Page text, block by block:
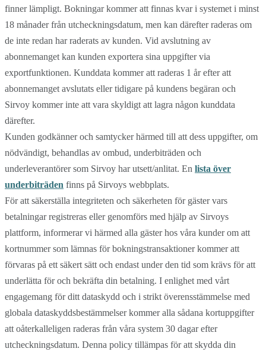
finner lämpligt. Bokningar kommer att finnas kvar i systemet i minst
18 månader från utcheckningsdatum, men kan därefter raderas om
de inte redan har raderats av kunden. Vid avslutning av
abonnemanget kan kunden exportera sina uppgifter via
exportfunktionen. Kunddata kommer att raderas 1 år efter att
abonnemanget avslutats eller tidigare på kundens begäran och
Sirvoy kommer inte att vara skyldigt att lagra någon kunddata
därefter.
Kunden godkänner och samtycker härmed till att dess uppgifter, om
nödvändigt, behandlas av ombud, underbiträden och
underleverantörer som Sirvoy har utsett/anlitat. En lista över
underbiträden finns på Sirvoys webbplats.
För att säkerställa integriteten och säkerheten för gäster vars
betalningar registreras eller genomförs med hjälp av Sirvoys
plattform, informerar vi härmed alla gäster hos våra kunder om att
kortnummer som lämnas för bokningstransaktioner kommer att
förvaras på ett säkert sätt och endast under den tid som krävs för att
underlätta för och bekräfta din betalning. I enlighet med vårt
engagemang för ditt dataskydd och i strikt överensstämmelse med
globala dataskyddsbestämmelser kommer alla sådana kortuppgifter
att oåterkalleligen raderas från våra system 30 dagar efter
utcheckningsdatum. Denna policy tillämpas för att skydda din